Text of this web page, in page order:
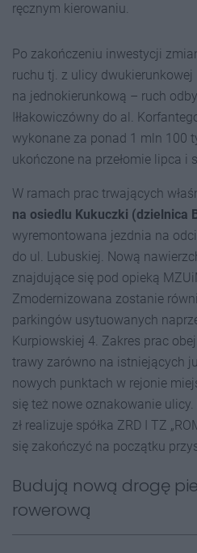
ręcznym kierowaniu.
Po zakończeniu inwestycji
ruchu tj. z ulicy dwukierunkowej
na jednokierunkową – ruch
Iłłakowiczówny do al.
wykonane za ponad 1 mln 100
ukończone na przełomie lipca i
W ramach prac trwających
na osiedlu Kukuczki (dzielnica
wyremontowana jezdnia na
do ul. Lubuskiej. Nową
znajdujące się pod opieką
Zmodernizowana zostanie
parkingów usytuowanych
Kurpiowskiej 4. Zakres prac
trawy zarówno na istniejących
nowych punktach w rejonie
się też nowe oznakowanie
zł realizuje spółka ZRD I TZ
się zakończyć na początku
Budują nową drogę
rowerową